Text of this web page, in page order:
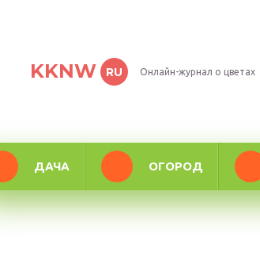
KKNW RU Онлайн-журнал о цветах
ДАЧА ОГОРОД